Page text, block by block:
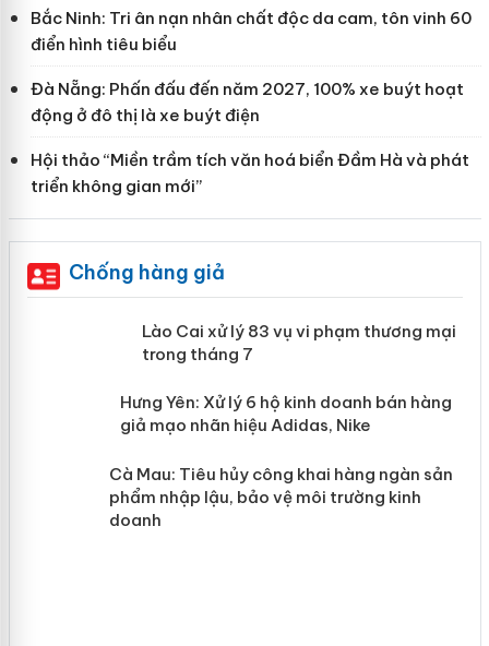
Bắc Ninh: Tri ân nạn nhân chất độc da cam, tôn vinh 60
điển hình tiêu biểu
Đà Nẵng: Phấn đấu đến năm 2027, 100% xe buýt hoạt
động ở đô thị là xe buýt điện
Hội thảo “Miền trầm tích văn hoá biển Đầm Hà và phát
triển không gian mới”
Chống hàng giả
Lào Cai xử lý 83 vụ vi phạm thương
mại trong tháng 7
Hưng Yên: Xử lý 6 hộ kinh doanh bán hàng
giả mạo nhãn hiệu Adidas, Nike